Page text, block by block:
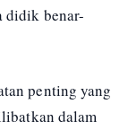
didik benar-
penting yang
dalam